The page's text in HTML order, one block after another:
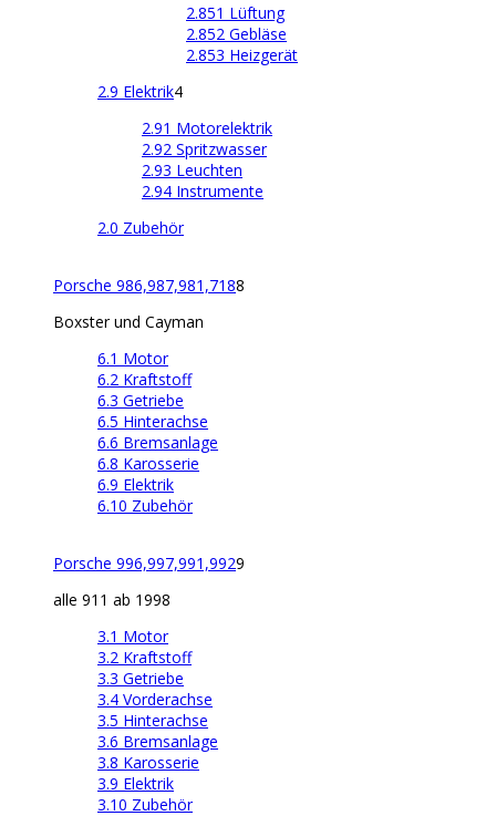
2.851 Lüftung
2.852 Gebläse
2.853 Heizgerät
2.9 Elektrik4
2.91 Motorelektrik
2.92 Spritzwasser
2.93 Leuchten
2.94 Instrumente
2.0 Zubehör
Porsche 986,987,981,7188
Boxster und Cayman
6.1 Motor
6.2 Kraftstoff
6.3 Getriebe
6.5 Hinterachse
6.6 Bremsanlage
6.8 Karosserie
6.9 Elektrik
6.10 Zubehör
Porsche 996,997,991,9929
alle 911 ab 1998
3.1 Motor
3.2 Kraftstoff
3.3 Getriebe
3.4 Vorderachse
3.5 Hinterachse
3.6 Bremsanlage
3.8 Karosserie
3.9 Elektrik
3.10 Zubehör